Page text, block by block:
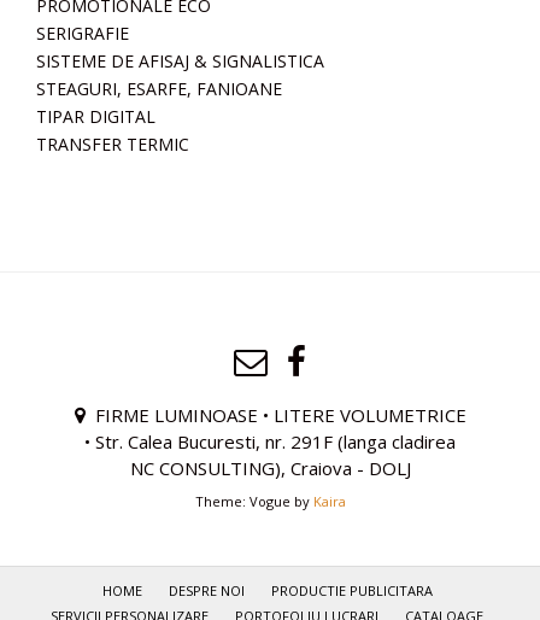
PROMOTIONALE ECO
SERIGRAFIE
SISTEME DE AFISAJ & SIGNALISTICA
STEAGURI, ESARFE, FANIOANE
TIPAR DIGITAL
TRANSFER TERMIC
FIRME LUMINOASE • LITERE VOLUMETRICE
• Str. Calea Bucuresti, nr. 291F (langa cladirea
NC CONSULTING), Craiova - DOLJ
Theme: Vogue by Kaira
HOME DESPRE NOI
PRODUCTIE PUBLICITARA
SERVICII PERSONALIZARE
PORTOFOLIU LUCRARI CATALOAGE